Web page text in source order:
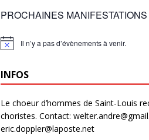
PROCHAINES MANIFESTATIONS
N
c
Il n’y a pas d’évènements à venir.
INFOS
Le choeur d’hommes de Saint-Louis
choristes. Contact:
eric.doppler@laposte.net